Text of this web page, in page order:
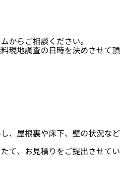
からご相談ください。
現地調査の日時を決めさせて頂
、屋根裏や床下、壁の状況など
て、お見積りをご提出させてい